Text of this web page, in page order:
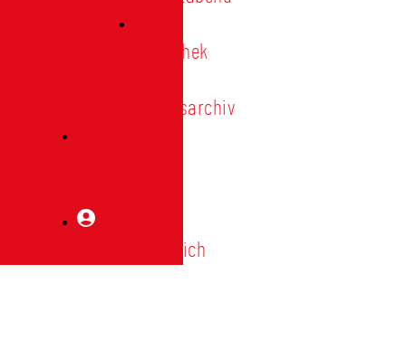
Bibliothek
Vereinsarchiv
Mitgliederbereich